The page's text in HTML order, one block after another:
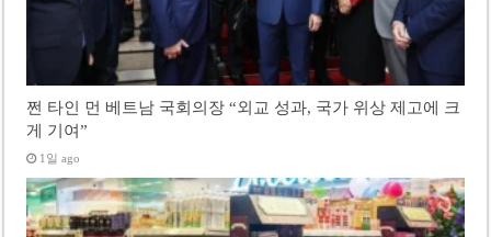
쩐 타인 먼 베트남 국회의장 “외교 성과, 국가 위상 제고에 크
게 기여”
1일 ago